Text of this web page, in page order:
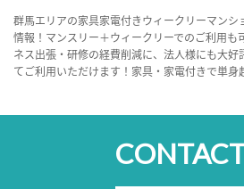
群馬エリアの家具家電付きウィークリーマンシ
情報！マンスリー＋ウィークリーでのご利用も
ネス出張・研修の経費削減に、法人様にも大好
てご利用いただけます！家具・家電付きで単身